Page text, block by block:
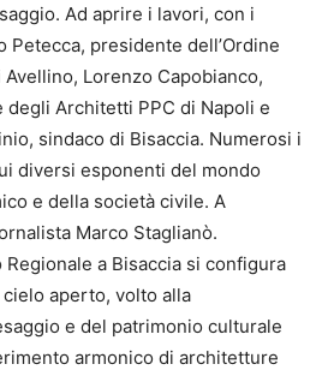
Ad aprire i lavori, con i
Petecca, presidente dell’Ordine
Lorenzo Capobianco,
degli Architetti PPC di Napoli e
sindaco di Bisaccia. Numerosi i
diversi esponenti del mondo
e della società civile. A
Marco Staglianò.
a Bisaccia si configura
aperto, volto alla
e del patrimonio culturale
armonico di architetture